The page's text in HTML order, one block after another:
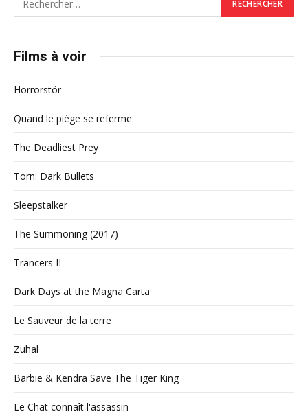
Films à voir
Horrorstör
Quand le piège se referme
The Deadliest Prey
Torn: Dark Bullets
Sleepstalker
The Summoning (2017)
Trancers II
Dark Days at the Magna Carta
Le Sauveur de la terre
Zuhal
Barbie & Kendra Save The Tiger King
Le Chat connaît l'assassin